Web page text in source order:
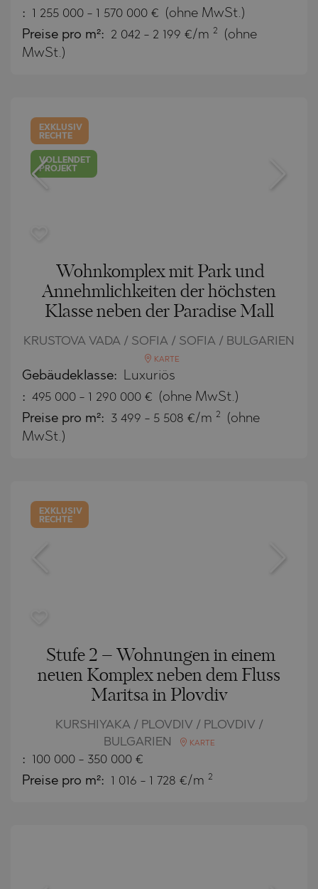
: 1 255 000 - 1 570 000 € (ohne MwSt.)
Preise pro m²: 2 042 - 2 199 €/m 2
(ohne
MwSt.)
EXKLUSIV
RECHTE
VOLLENDET
PROJEKT
Wohnkomplex mit Park und
Annehmlichkeiten der höchsten
Klasse neben der Paradise Mall
KRUSTOVA VADA / SOFIA / SOFIA / BULGARIEN
KARTE
Gebäudeklasse: Luxuriös
: 495 000 - 1 290 000 € (ohne MwSt.)
Preise pro m²: 3 499 - 5 508 €/m 2
(ohne
MwSt.)
EXKLUSIV
RECHTE
Stufe 2 – Wohnungen in einem
neuen Komplex neben dem Fluss
Maritsa in Plovdiv
KURSHIYAKA / PLOVDIV / PLOVDIV /
BULGARIEN
KARTE
: 100 000 - 350 000 €
Preise pro m²: 1 016 - 1 728 €/m 2